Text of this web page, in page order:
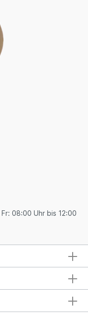
08:00 Uhr bis 12:00